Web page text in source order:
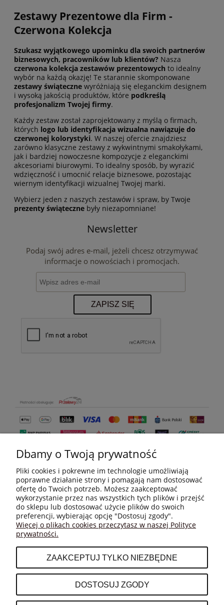
Zestawy Prezentowe dla Firm -
Czerwona Kolekcja
Szukasz wyjątkowego upominku dla swoich partnerów
biznesowych, pracowników lub klientów? Nasza
czerwona kolekcja zestawów prezentowych to idealny
wybór na każdą okazję! Te starannie skomponowane
zestawy świąteczne wyróżniają się eleganckim designem
i wysoką jakością produktów, które podkreślą
profesjonalizm Twojej firmy.
Każdy zestaw został zaprojektowany z myślą o firmach,
których logo lub identyfikacja wizualna nawiązuje do
czerwonej kolorystyki. W naszej ofercie znajdziesz
zarówno klasyczne zestawy z wykwintnymi smakołykami,
jak i bardziej nowoczesne kompozycje z eleganckimi
akcesoriami biurowymi. To idealny sposób, by wyrazić
wdzięczność i umocnić relacje biznesowe, pozostając
wiernym identyfikacji wizualnej Twojej marki.
Wybierz jeden z naszych zestawów i spraw, by Twoje
prezenty świąteczne były niezapomniane!
Newsletter
Podaj swój adres e-mail, jeżeli chcesz otrzymywać
informacje o nowościach i promocjach.
ZAPISZ SIĘ
MOJE KONTO
INFORMACJE
Dbamy o Twoją prywatność
Pliki cookies i pokrewne im technologie umożliwiają
poprawne działanie strony i pomagają nam dostosować
ofertę do Twoich potrzeb. Możesz zaakceptować
wykorzystanie przez nas wszystkich tych plików i przejść
do sklepu lub dostosować użycie plików do swoich
preferencji, wybierając opcję "Dostosuj zgody".
Więcej o plikach cookies przeczytasz w naszej Polityce
prywatności.
ZAAKCEPTUJ TYLKO NIEZBĘDNE
DOSTOSUJ ZGODY